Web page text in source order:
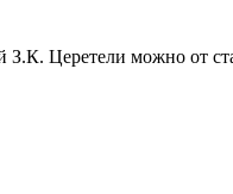
З.К. Церетели можно от